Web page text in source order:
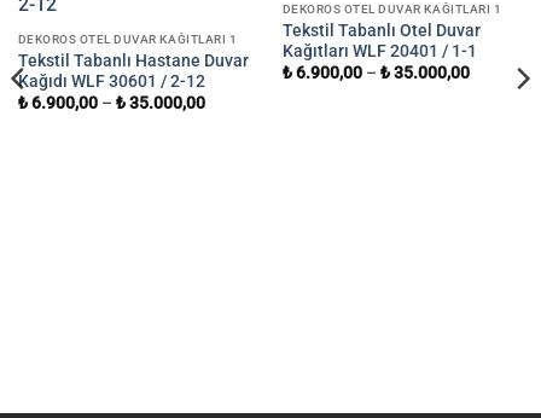
DEKOROS OTEL DUVAR KAĞITLARI 1
Tekstil Tabanlı Hastane Duvar
Kağıdı WLF 30601 / 2-12
₺6.900,00– ₺35.000,00
DEKOROS OTEL DUVAR KAĞITLARI 1
Tekstil Tabanlı Otel Duvar
Kağıtları WLF 20401 / 1-1
₺6.900,00– ₺35.000,00